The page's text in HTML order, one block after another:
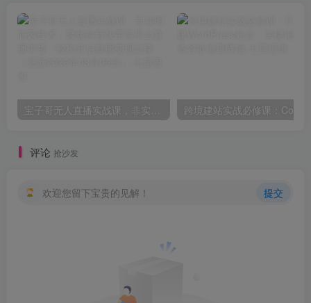
宝子哥无人直播实战课，非实时防风技术，聚焦抖音快手等平台直播带货，轻松开启直播变现之路（更新2026年08月06日）
评论 抢沙发
欢迎您留下宝贵的见解！ 提交